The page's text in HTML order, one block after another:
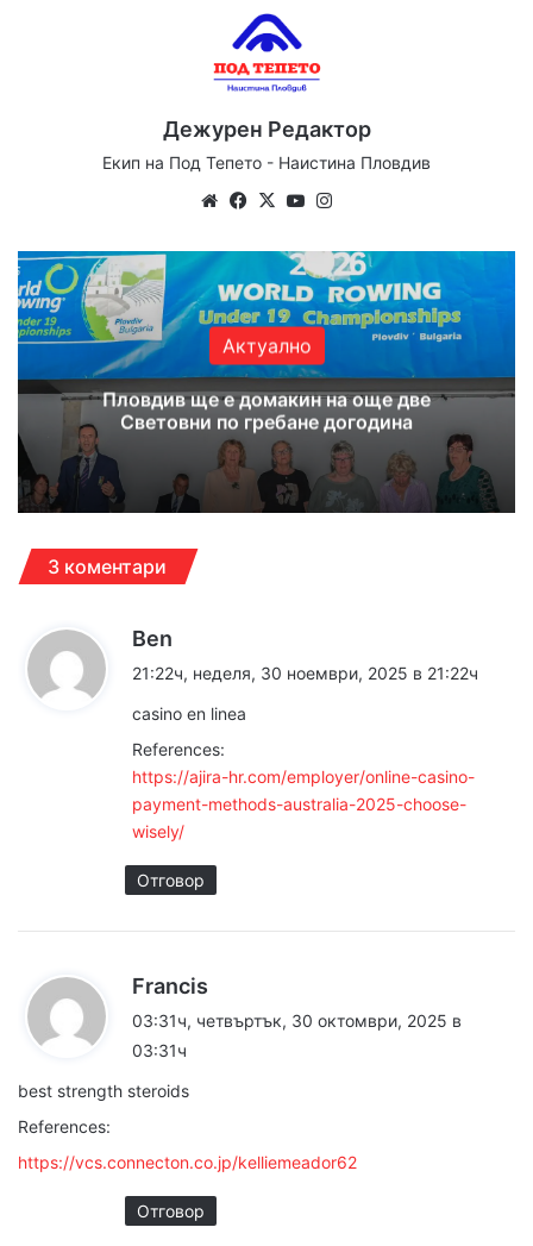
Дежурен Редактор
Екип на Под Тепето - Наистина Пловдив
WebsiteFacebook
X YouTube
Актуално
Пловдив ще е домакин на още две
Световни по гребане догодина
3 коментари
Ben
а
:
21:22ч, неделя, 30 ноември, 2025 в 21:22ч
casino en linea
References:
https://ajira-hr.com/employer/online-casino-
payment-methods-australia-2025-choose-
wisely/
Отговор
Francis
03:31ч, четвъртък, 30 октомври, 2025 в
03:31ч
best strength steroids
References:
https://vcs.connecton.co.jp/kelliemeador62
Отговор